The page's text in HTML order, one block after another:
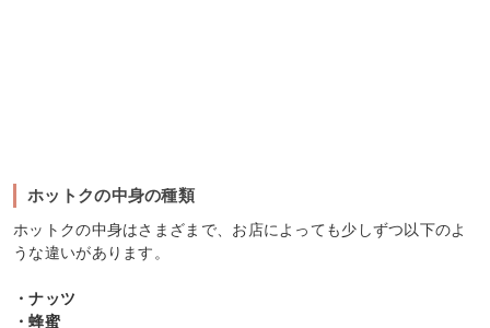
ホットクの中身の種類
ホットクの中身はさまざまで、お店によっても少しずつ以下のよ
うな違いがあります。
・ナッツ
・蜂蜜